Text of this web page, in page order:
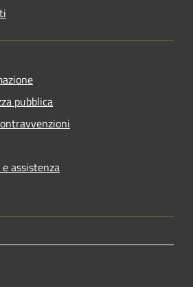
pubblica
assistenza